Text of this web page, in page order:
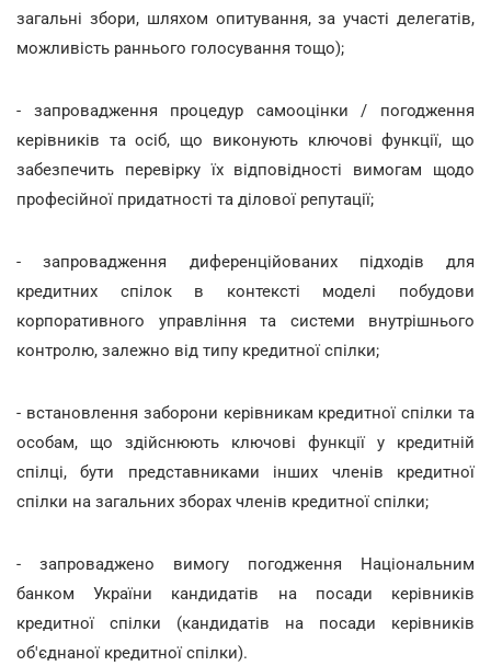
загальні збори, шляхом опитування, за участі делегатів,
можливість раннього голосування тощо);
- запровадження процедур самооцінки / погодження
керівників та осіб, що виконують ключові функції, що
забезпечить перевірку їх відповідності вимогам щодо
професійної придатності та ділової репутації;
- запровадження диференційованих підходів для
кредитних спілок в контексті моделі побудови
корпоративного управління та системи внутрішнього
контролю, залежно від типу кредитної спілки;
- встановлення заборони керівникам кредитної спілки та
особам, що здійснюють ключові функції у кредитній
спілці, бути представниками інших членів кредитної
спілки на загальних зборах членів кредитної спілки;
- запроваджено вимогу погодження Національним
банком України кандидатів на посади керівників
кредитної спілки (кандидатів на посади керівників
об'єднаної кредитної спілки).